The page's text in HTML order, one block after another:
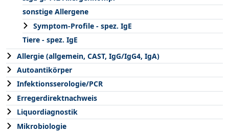
sonstige Allergene
Symptom-Profile - spez. IgE
Tiere - spez. IgE
Allergie (allgemein, CAST, IgG/IgG4, IgA)
Autoantikörper
Infektionsserologie/PCR
Erregerdirektnachweis
Liquordiagnostik
Mikrobiologie